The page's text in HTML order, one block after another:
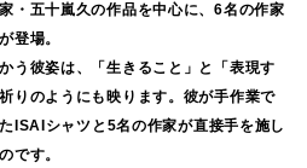
・五十嵐久の作品を中心に、6名の作家
登場。
う彼姿は、「生きること」と「表現す
りのようにも映ります。彼が手作業で
ISAIシャツと5名の作家が直接手を施し
です。